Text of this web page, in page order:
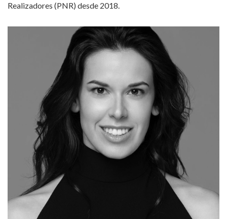
Realizadores (PNR) desde 2018.